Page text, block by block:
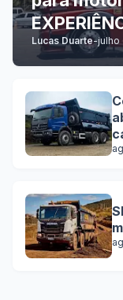
Lucas Duarte-julho